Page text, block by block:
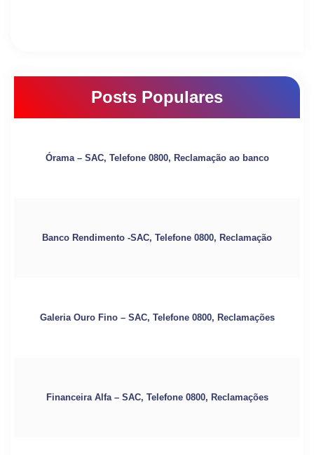
Posts Populares
Órama – SAC, Telefone 0800, Reclamação ao banco
Banco Rendimento -SAC, Telefone 0800, Reclamação
Galeria Ouro Fino – SAC, Telefone 0800, Reclamações
Financeira Alfa – SAC, Telefone 0800, Reclamações